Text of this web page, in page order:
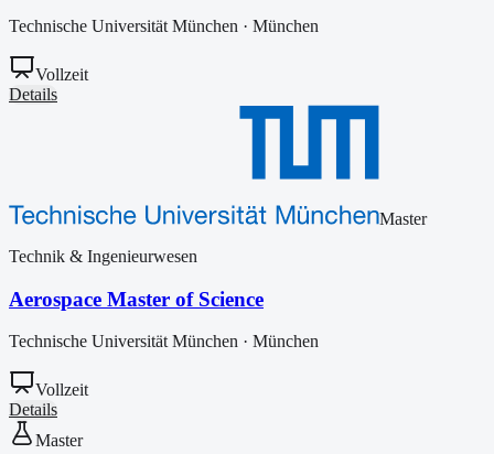
Technische Universität München · München
Vollzeit
Details
Master
Technik & Ingenieurwesen
Aerospace Master of Science
Technische Universität München · München
Vollzeit
Details
Master